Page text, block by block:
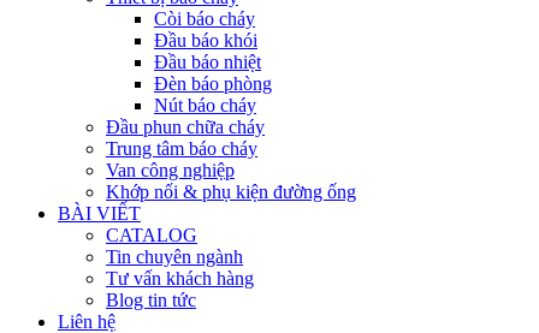
Còi báo cháy
Đầu báo khói
Đầu báo nhiệt
Đèn báo phòng
Nút báo cháy
Đầu phun chữa cháy
Trung tâm báo cháy
Van công nghiệp
Khớp nối & phụ kiện đường ống
BÀI VIẾT
CATALOG
Tin chuyên ngành
Tư vấn khách hàng
Blog tin tức
Liên hệ